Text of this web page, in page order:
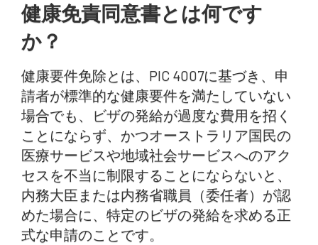
健康免責同意書とは何です
か？
健康要件免除とは、PIC 4007に基づき、申
請者が標準的な健康要件を満たしていない
場合でも、ビザの発給が過度な費用を招く
ことにならず、かつオーストラリア国民の
医療サービスや地域社会サービスへのアク
セスを不当に制限することにならないと、
内務大臣または内務省職員（委任者）が認
めた場合に、特定のビザの発給を求める正
式な申請のことです。